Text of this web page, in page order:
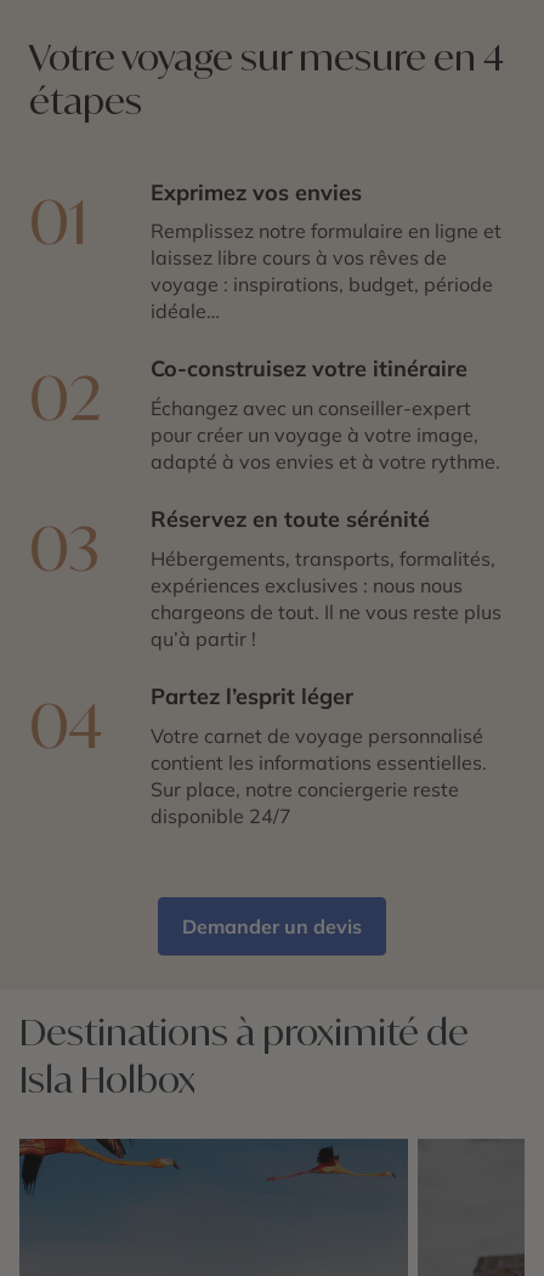
turquoise.
Votre voyage sur mesure en 4
étapes
01 Exprimez vos envies
Remplissez notre formulaire en ligne et
laissez libre cours à vos rêves de
voyage : inspirations, budget, période
idéale…
02 Co-construisez votre itinéraire
Échangez avec un conseiller-expert
pour créer un voyage à votre image,
adapté à vos envies et à votre rythme.
03 Réservez en toute sérénité
Hébergements, transports, formalités,
expériences exclusives : nous nous
chargeons de tout. Il ne vous reste plus
qu’à partir !
04 Partez l’esprit léger
Votre carnet de voyage personnalisé
contient les informations essentielles.
Sur place, notre conciergerie reste
disponible 24/7
Demander un devis
Destinations à proximité de
Isla Holbox